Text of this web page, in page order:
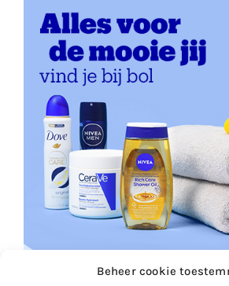
Beheer cookie